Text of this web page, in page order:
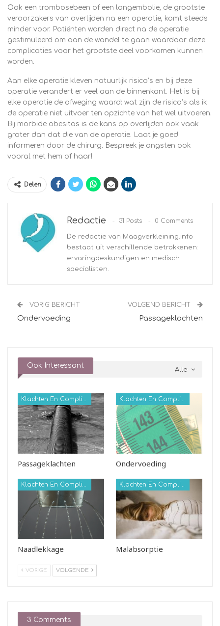
Ook een trombosebeen of een longembolie, de grootste
veroorzakers van overlijden na een operatie, komt steeds
minder voor. Patiënten worden direct na de operatie
gestimuleerd om aan de wandel te gaan waardoor deze
complicaties voor het grootste deel voorkomen kunnen
worden.
Aan elke operatie kleven natuurlijk risico’s en bij deze
operatie verandert er veel aan de binnenkant. Het is bij
elke operatie de afweging waard: wat zijn de risico’s als ik
de operatie niet uitvoer ten opzichte van het wel uitvoeren.
Bij morbide obesitas is de kans op overlijden ook vaak
groter dan dat die van de operatie. Laat je goed
informeren door de chirurg. Bespreek je angsten ook
vooral met hem of haar!
Delen
Redactie 31 Posts 0 Comments
De redactie van Maagverkleining.info
bestaat uit verschillende betrokkenen:
ervaringdeskundigen en medisch
specialisten.
VORIG BERICHT
Ondervoeding
VOLGEND BERICHT
Passageklachten
Alle
Ook Interessant
Klachten En Complicaties
Passageklachten
Klachten En Complicaties
Ondervoeding
Klachten En Complicaties
Naadlekkage
Klachten En Complicaties
Malabsorptie
VORIGE VOLGENDE
3 Comments